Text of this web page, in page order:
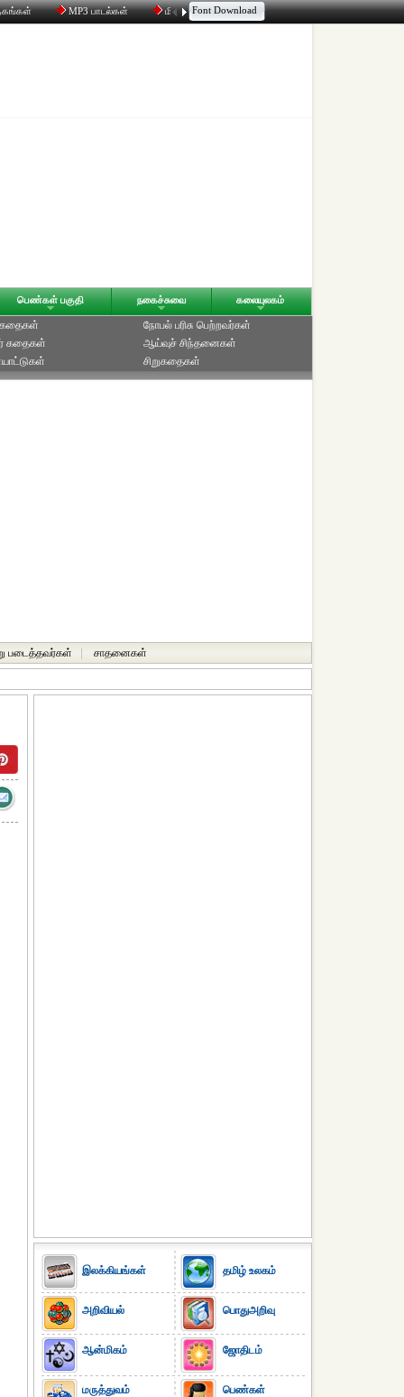
MP3 பாடல்கள் மின்னஞ்சல் திரட்டி உரையாடல்
Font Download
பெண்கள் பகுதி நகைச்சுவை கலையுலகம்
கதைகள்
கதைகள்
நோபல் பரிசு‎ பெற்றவர்‎கள்
ஆய்வுச் சிந்தனைகள்
சிறுகதைகள்
படைத்தவர்கள் சாதனைகள்‎
இலக்கியங்கள்
அறிவியல்
ஆன்மிகம்
மருத்துவம்
தமிழ் உலகம்
பொதுஅறிவு
ஜோதிடம்
பெண்கள்